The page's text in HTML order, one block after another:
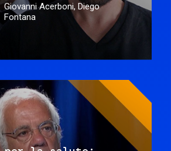
Giovanni Acerboni, Diego
Fontana